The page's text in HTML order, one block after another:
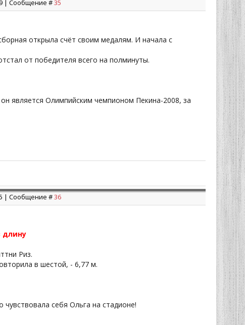
| Сообщение #35
открыла счёт своим медалям. И начала с
от победителя всего на полминуты.
является Олимпийским чемпионом Пекина-2008, за
| Сообщение #36
длину
Риз.
в шестой, - 6,77 м.
себя Ольга на стадионе!